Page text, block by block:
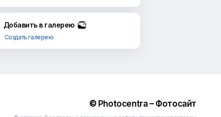
Добавить в галерею
Создать галерею
© Photocentra – Фотосайт